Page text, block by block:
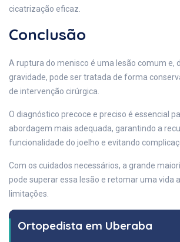
cicatrização eficaz.
Conclusão
A ruptura do menisco é uma lesão comum e,
gravidade, pode ser tratada de forma
de intervenção cirúrgica.
O diagnóstico precoce e preciso é essencial
abordagem mais adequada, garantindo a
funcionalidade do joelho e evitando
Com os cuidados necessários, a grande
pode superar essa lesão e retomar uma vida
limitações.
Ortopedista em Uberaba